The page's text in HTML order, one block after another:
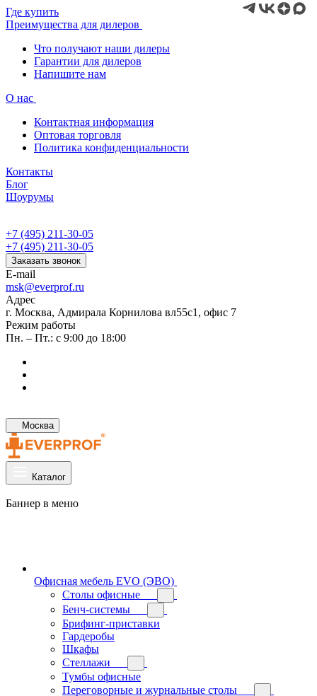
Где купить
Преимущества для дилеров
Что получают наши дилеры
Гарантии для дилеров
Напишите нам
О нас
Контактная информация
Оптовая торговля
Политика конфиденциальности
Контакты
Блог
Шоурумы
+7 (495) 211-30-05
+7 (495) 211-30-05
Заказать звонок
E-mail
msk@everprof.ru
Адрес
г. Москва, Адмирала Корнилова вл55с1, офис 7
Режим работы
Пн. – Пт.: с 9:00 до 18:00
Москва
Каталог
Баннер в меню
Офисная мебель EVO (ЭВО)
Cтолы офисные
Бенч-системы
Брифинг-приставки
Гардеробы
Шкафы
Стеллажи
Тумбы офисные
Переговорные и журнальные столы